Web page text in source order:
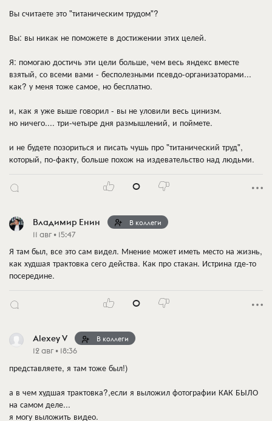
Вы считаете это "титаническим трудом"?
Вы: вы никак не поможете в достижении этих целей.
Я: помогаю достичь эти цели больше, чем весь яндекс вместе
взятый, со всеми вами - бесполезными псевдо-организаторами...
как? у меня тоже самое, но бесплатно.
и, как я уже выше говорил - вы не уловили весь цинизм.
но ничего.... три-четыре дня размышлений, и поймете.
и не будете позориться и писать чушь про "титанический труд",
который, по-факту, больше похож на издевательство над людьми.
0
Владимир Енин В коллеги
11 авг • 15:47
Я там был, все это сам видел. Мнение может иметь место на жизнь,
как худшая трактовка сего действа. Как про стакан. Истрина где-то
посередине.
0
Alexey V В коллеги
12 авг • 18:36
представляете, я там тоже был!)
а в чем худшая трактовка?,если я выложил фотографии КАК БЫЛО
на самом деле...
я могу выложить видео.